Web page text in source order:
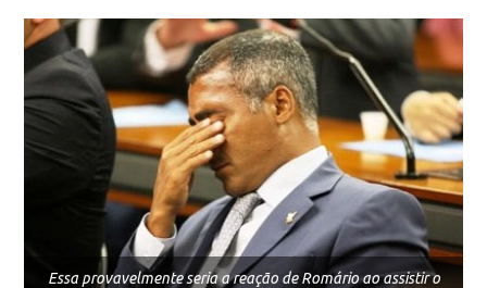
Essa provavelmente seria a reação de Romário ao assistir o